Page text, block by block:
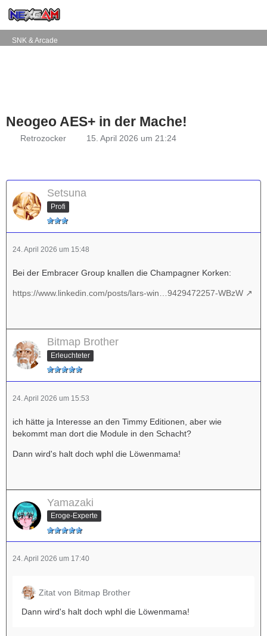
SNK & Arcade
Neogeo AES+ in der Mache!
Retrozocker 15. April 2026 um 21:24
Setsuna
Profi
24. April 2026 um 15:48
Bei der Embracer Group knallen die Champagner Korken:
https://www.linkedin.com/posts/lars-win…9429472257-WBzW
Bitmap Brother
Erleuchteter
24. April 2026 um 15:53
ich hätte ja Interesse an den Timmy Editionen, aber wie
bekommt man dort die Module in den Schacht?
Dann wird's halt doch wphl die Löwenmama!
Yamazaki
Eroge-Experte
24. April 2026 um 17:40
Zitat von Bitmap Brother
Dann wird's halt doch wphl die Löwenmama!